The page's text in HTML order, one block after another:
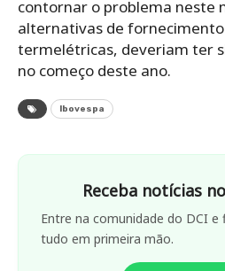
contornar o problema neste
alternativas de
termelétricas, deveriam ter
no começo deste ano.
Ibovespa
Receba notícias
Entre na comunidade do DCI
tudo em primeira mão.